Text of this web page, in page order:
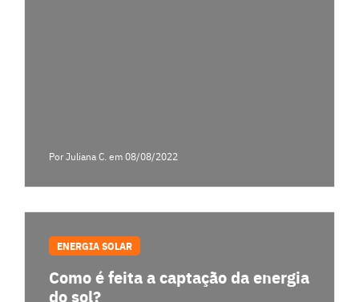
Por Juliana C. em 08/08/2022
ENERGIA SOLAR
Como é feita a captação da energia
do sol?